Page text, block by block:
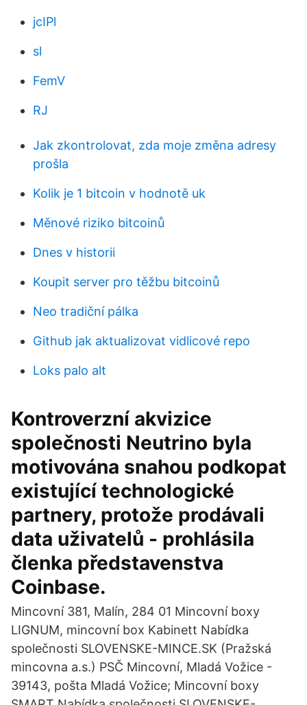
jcIPl
sl
FemV
RJ
Jak zkontrolovat, zda moje změna adresy
prošla
Kolik je 1 bitcoin v hodnotě uk
Měnové riziko bitcoinů
Dnes v historii
Koupit server pro těžbu bitcoinů
Neo tradiční pálka
Github jak aktualizovat vidlicové repo
Loks palo alt
Kontroverzní akvizice
společnosti Neutrino byla
motivována snahou podkopat
existující technologické
partnery, protože prodávali
data uživatelů - prohlásila
členka představenstva
Coinbase.
Mincovní 381, Malín, 284 01 Mincovní boxy
LIGNUM, mincovní box Kabinett Nabídka
společnosti SLOVENSKE-MINCE.SK (Pražská
mincovna a.s.) PSČ Mincovní, Mladá Vožice -
39143, pošta Mladá Vožice; Mincovní boxy